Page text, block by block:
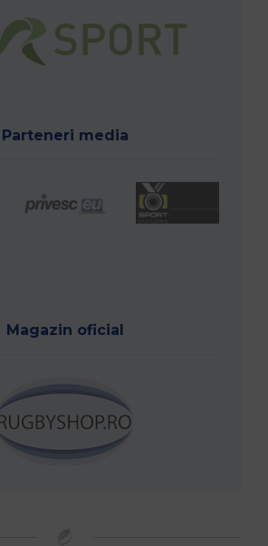
Parteneri media
Magazin oficial